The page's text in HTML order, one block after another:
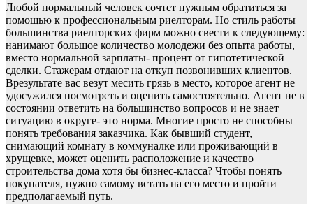
Любой нормальный человек сочтет нужным обратиться за
помощью к профессиональным риелторам. Но стиль работы
большинства риелторских фирм можно свести к следующему:
нанимают большое количество молодежи без опыта работы,
вместо нормальной зарплаты- процент от гипотетической
сделки. Стажерам отдают на откуп позвонивших клиентов.
Врезультате вас везут месить грязь в место, которое агент не
удосужился посмотреть и оценить самостоятельно. Агент не в
состоянии ответить на большинство вопросов и не знает
ситуацию в округе- это норма. Многие просто не способны
понять требования заказчика. Как бывший студент,
снимающий комнату в коммуналке или проживающий в
хрущевке, может оценить расположение и качество
строительства дома хотя бы бизнес-класса? Чтобы понять
покупателя, нужно самому встать на его место и пройти
предполагаемый путь.